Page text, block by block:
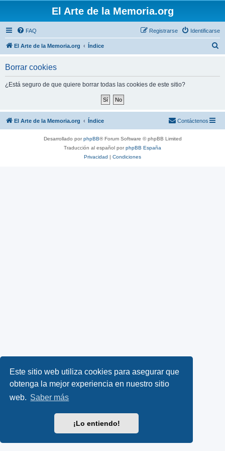
Este sitio web utiliza cookies para asegurar que
obtenga la mejor experiencia en nuestro sitio
web. Saber más
¡Lo entiendo!
El Arte de la Memoria.org
FAQ Identificarse
Registrarse
El Arte de la Memoria.org Índice
Borrar cookies
¿Está seguro de que quiere borrar todas las cookies de este sitio?
El Arte de la Memoria.org Índice Contáctenos
Desarrollado porphpBB® Forum Software © phpBB Limited
Traducción al español porphpBB España
Privacidad | Condiciones